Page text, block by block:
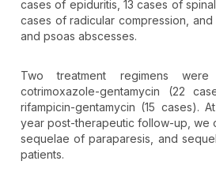
cases of epiduritis, 13 cases of
cases of radicular compression,
and psoas abscesses.
Two treatment regimens
cotrimoxazole-gentamycin (22
rifampicin-gentamycin (15 cases).
year post-therapeutic follow-up, we
sequelae of paraparesis, and
patients.